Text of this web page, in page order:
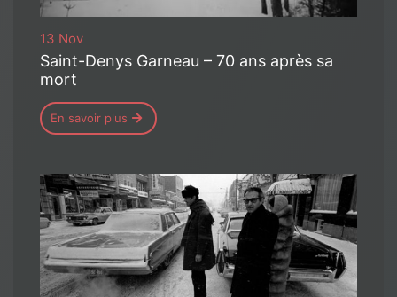
13 Nov
Saint-Denys Garneau – 70 ans après sa
mort
En savoir plus